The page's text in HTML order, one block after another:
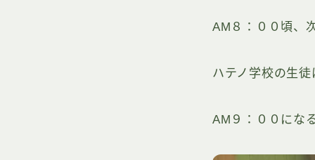
AM８：００頃、
ハテノ学校の生
AM９：００にな